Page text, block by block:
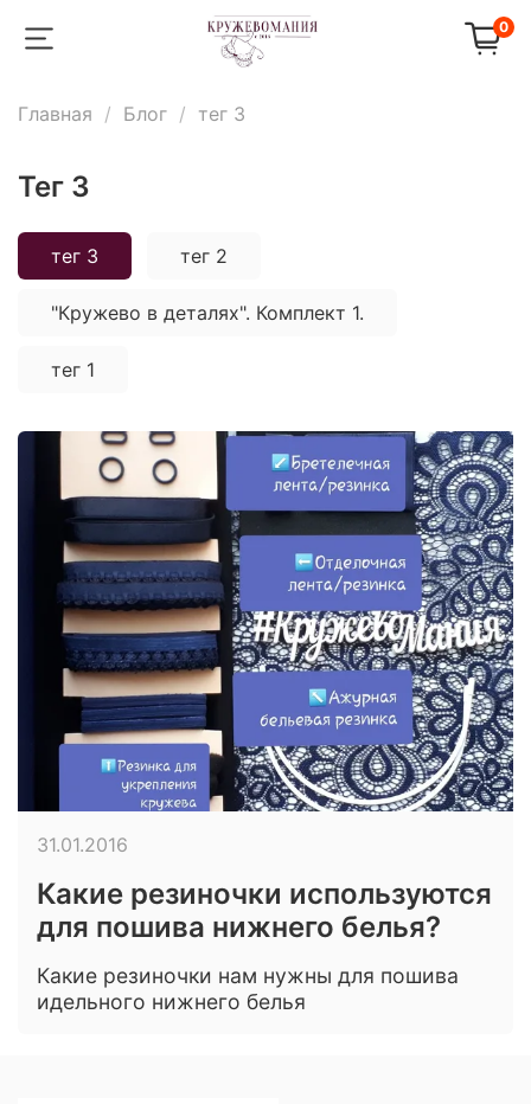
0
Главная Блог тег 3
тег 3
тег 3 тег 2
"Кружево в деталях". Комплект 1.
тег 1
Какие резиночки используются
для пошива нижнего белья?
Какие резиночки нам нужны для пошива
идельного нижнего белья
31.01.2016